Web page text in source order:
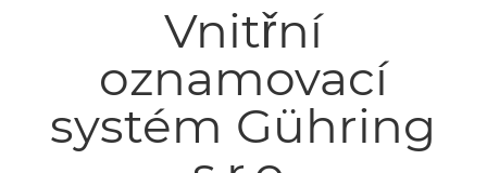
Vnitřní
oznamovací
systém Gühring